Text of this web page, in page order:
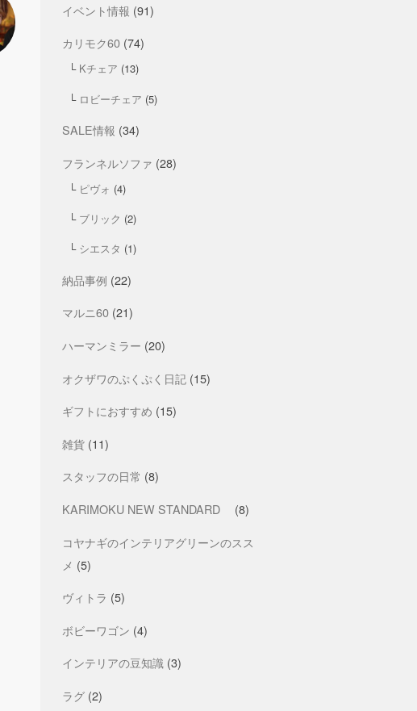
イベント情報 (91)
カリモク60 (74)
Kチェア (13)
ロビーチェア (5)
SALE情報 (34)
フランネルソファ (28)
ピヴォ (4)
ブリック (2)
シエスタ (1)
納品事例 (22)
マルニ60 (21)
ハーマンミラー (20)
オクザワのぷくぷく日記 (15)
ギフトにおすすめ (15)
雑貨 (11)
スタッフの日常 (8)
KARIMOKU NEW STANDARD
(8)
コヤナギのインテリアグリーンのスス
メ (5)
ヴィトラ (5)
ボビーワゴン (4)
インテリアの豆知識 (3)
ラグ (2)